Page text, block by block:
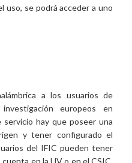
uso, se podrá acceder a uno
a los usuarios de
europeos en
hay que poseer una
y tener configurado el
del IFIC pueden tener
en la UV o en el CSIC.